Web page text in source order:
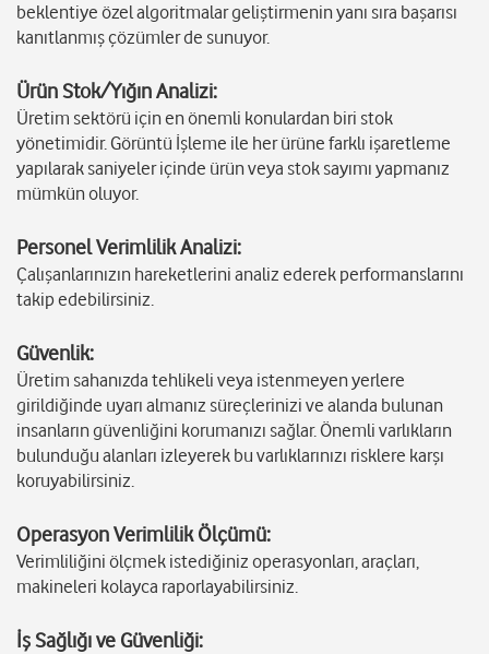
beklentiye özel algoritmalar geliştirmenin yanı sıra başarısı
kanıtlanmış çözümler de sunuyor.
Ürün Stok/Yığın Analizi:
Üretim sektörü için en önemli konulardan biri stok
yönetimidir. Görüntü İşleme ile her ürüne farklı işaretleme
yapılarak saniyeler içinde ürün veya stok sayımı yapmanız
mümkün oluyor.
Personel Verimlilik Analizi:
Çalışanlarınızın hareketlerini analiz ederek performanslarını
takip edebilirsiniz.
Güvenlik:
Üretim sahanızda tehlikeli veya istenmeyen yerlere
girildiğinde uyarı almanız süreçlerinizi ve alanda bulunan
insanların güvenliğini korumanızı sağlar. Önemli varlıkların
bulunduğu alanları izleyerek bu varlıklarınızı risklere karşı
koruyabilirsiniz.
Operasyon Verimlilik Ölçümü:
Verimliliğini ölçmek istediğiniz operasyonları, araçları,
makineleri kolayca raporlayabilirsiniz.
İş Sağlığı ve Güvenliği: